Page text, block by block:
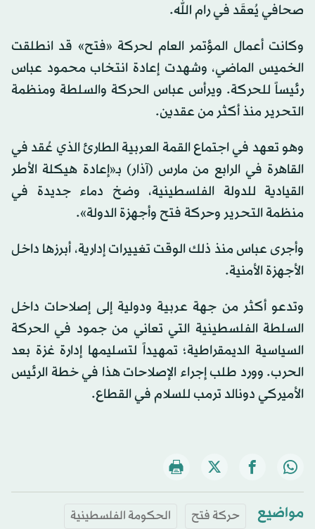
صحافي يُعقَد في رام الله.
وكانت أعمال المؤتمر العام لحركة «فتح» قد انطلقت
الخميس الماضي، وشهدت إعادة انتخاب محمود عباس
رئيساً للحركة. ويرأس عباس الحركة والسلطة ومنظمة
التحرير منذ أكثر من عقدين.
وهو تعهد في اجتماع القمة العربية الطارئ الذي عُقد في
القاهرة في الرابع من مارس (آذار) بـ«إعادة هيكلة الأطر
القيادية للدولة الفلسطينية، وضخ دماء جديدة في
منظمة التحرير وحركة فتح وأجهزة الدولة».
وأجرى عباس منذ ذلك الوقت تغييرات إدارية، أبرزها داخل
الأجهزة الأمنية.
وتدعو أكثر من جهة عربية ودولية إلى إصلاحات داخل
السلطة الفلسطينية التي تعاني من جمود في الحركة
السياسية الديمقراطية؛ تمهيداً لتسليمها إدارة غزة بعد
الحرب. وورد طلب إجراء الإصلاحات هذا في خطة الرئيس
الأميركي دونالد ترمبللسلام في القطاع.
مواضيع حركة فتح
الحكومة الفلسطينية